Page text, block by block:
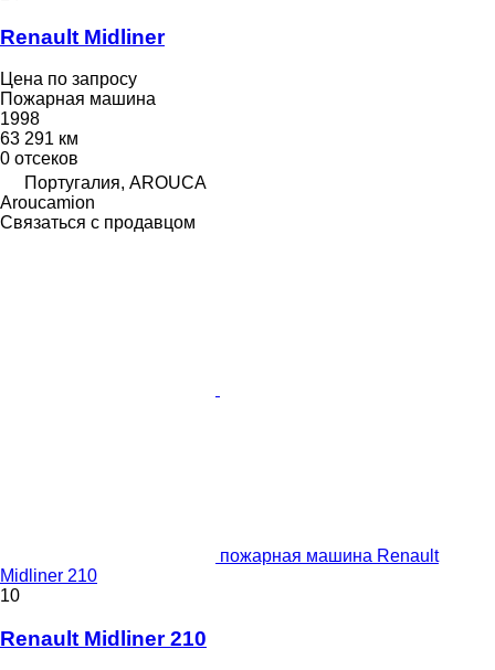
Renault Midliner
Цена по запросу
Пожарная машина
1998
63 291 км
0 отсеков
Португалия, AROUCA
Aroucamion
Связаться с продавцом
пожарная машина Renault
Midliner 210
10
Renault Midliner 210